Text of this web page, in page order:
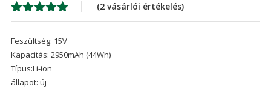
Értékelés
ből,
2
értékelés
alapján
(2 vásárlói értékelés)
Feszültség: 15V
Kapacitás: 2950mAh (44Wh)
Típus:Li-ion
állapot: új